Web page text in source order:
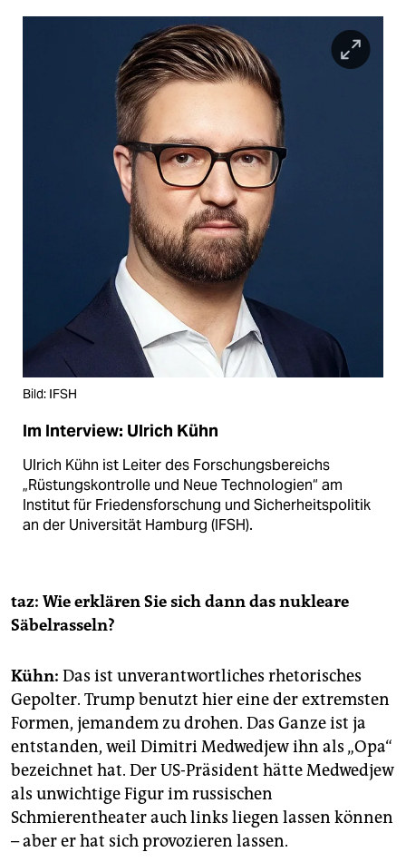
Bild: IFSH
Im Interview: Ulrich Kühn
Ulrich Kühn ist Leiter des Forschungsbereichs
„Rüstungskontrolle und Neue Technologien“ am
Institut für Friedensforschung und Sicherheitspolitik
an der Universität Hamburg (IFSH).
taz: Wie erklären Sie sich dann das nukleare
Säbelrasseln?
Kühn: Das ist unverantwortliches rhetorisches
Gepolter. Trump benutzt hier eine der extremsten
Formen, jemandem zu drohen. Das Ganze ist ja
entstanden, weil Dimitri Medwedjew ihn als „Opa“
bezeichnet hat. Der US-Präsident hätte Medwedjew
als unwichtige Figur im russischen
Schmierentheater auch links liegen lassen können
– aber er hat sich provozieren lassen.